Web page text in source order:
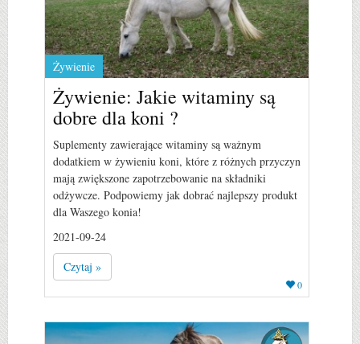
Żywienie
Żywienie: Jakie witaminy są
dobre dla koni ?
Suplementy zawierające witaminy są ważnym
dodatkiem w żywieniu koni, które z różnych przyczyn
mają zwiększone zapotrzebowanie na składniki
odżywcze. Podpowiemy jak dobrać najlepszy produkt
dla Waszego konia!
2021-09-24
Czytaj »
0